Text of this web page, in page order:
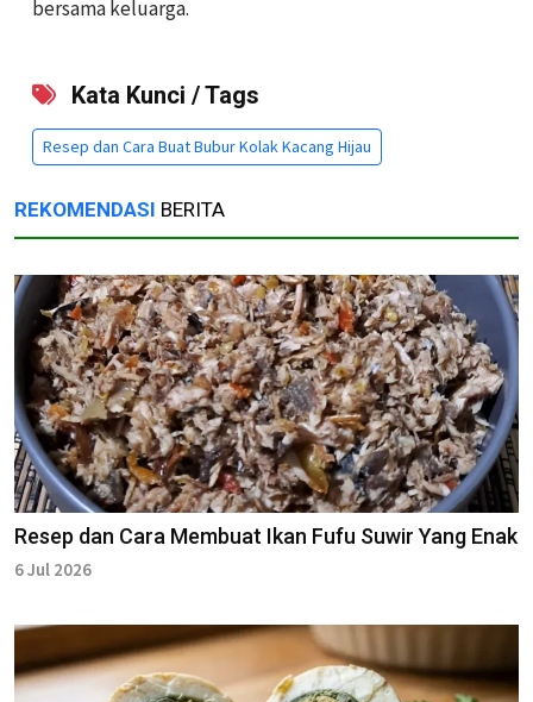
bersama keluarga.
Kata Kunci / Tags
Resep dan Cara Buat Bubur Kolak Kacang Hijau
REKOMENDASI BERITA
Resep dan Cara Membuat Ikan Fufu Suwir Yang Enak
6 Jul 2026